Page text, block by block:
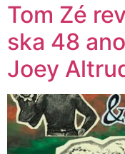
Tom Zé
ska 48
Joey